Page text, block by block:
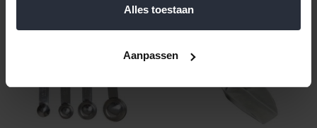
Alles toestaan
Aanpassen